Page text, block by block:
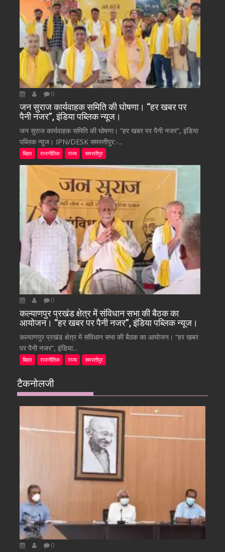
0
जन सुराज कार्यवाहक समिति की घोषणा। “हर खबर पर
पैनी नजर”, इंडिया पब्लिक न्यूज।
जन सुराज कार्यवाहक समिति की घोषणा। “हर खबर पर पैनी नजर”, इंडिया
पब्लिक न्यूज। IPN/DESK समस्तीपुर:-...
बिहार राजनीतिक राज्य समस्तीपुर
0
कल्याणपुर प्रखंड क्षेत्र में संविधान सभा की बैठक का
आयोजन। “हर खबर पर पैनी नजर”, इंडिया पब्लिक न्यूज।
कल्याणपुर प्रखंड क्षेत्र में संविधान सभा की बैठक का आयोजन। “हर खबर
पर पैनी नजर”, इंडिया...
बिहार राजनीतिक राज्य समस्तीपुर
टैकनोलजी
0